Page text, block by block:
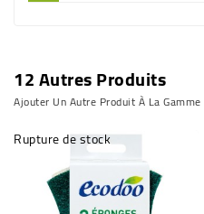
12 Autres Produits
Ajouter Un Autre Produit À La
Rupture de stock